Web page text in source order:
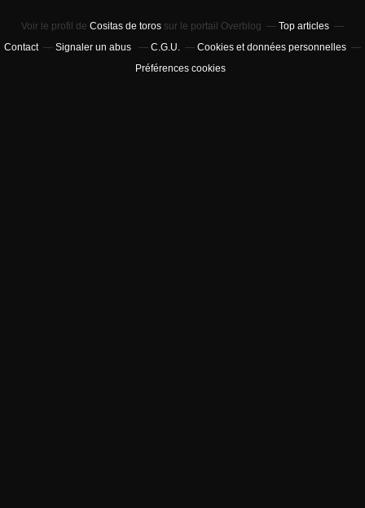
Voir le profil de Cositas de toros sur le portail Overblog
Top articles
Contact
Signaler un abus C.G.U.
Cookies et données personnelles
Préférences cookies